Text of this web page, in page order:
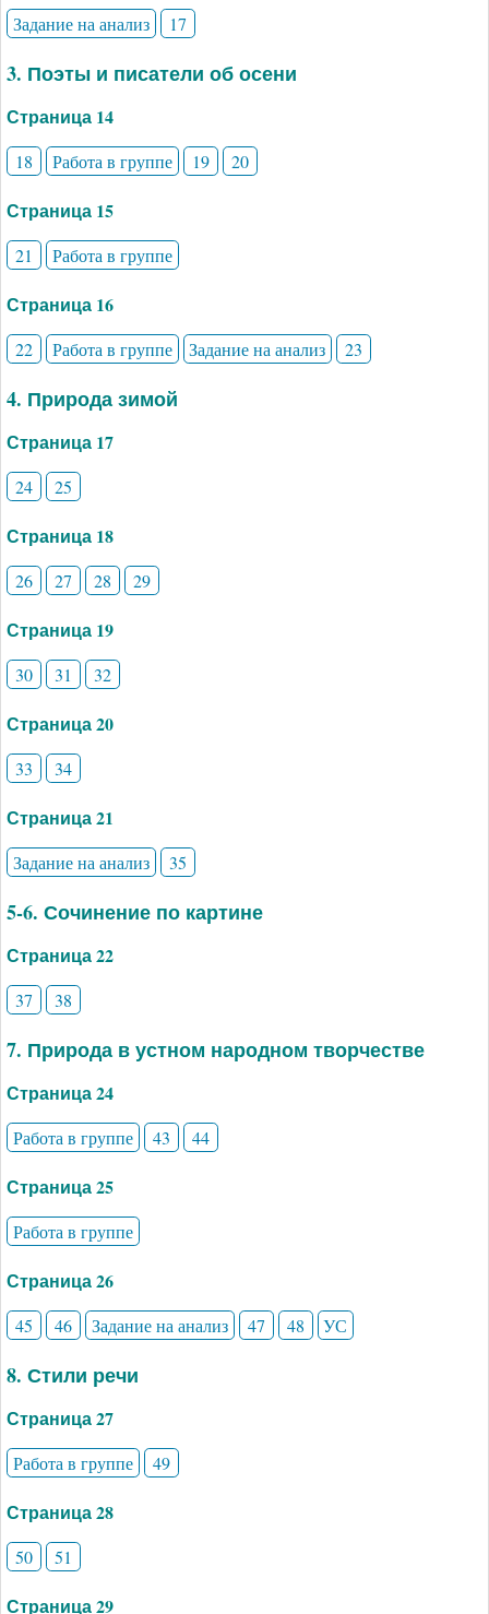
Задание на анализ 17
3. Поэты и писатели об осени
Страница 14
18 Работа в группе 19 20
Страница 15
21 Работа в группе
Страница 16
22 Работа в группе Задание на анализ 23
4. Природа зимой
Страница 17
24 25
Страница 18
26 27 28 29
Страница 19
30 31 32
Страница 20
33 34
Страница 21
Задание на анализ 35
5-6. Сочинение по картине
Страница 22
37 38
7. Природа в устном народном творчестве
Страница 24
Работа в группе 43 44
Страница 25
Работа в группе
Страница 26
45 46 Задание на анализ 47 48 УС
8. Стили речи
Страница 27
Работа в группе 49
Страница 28
50 51
Страница 29